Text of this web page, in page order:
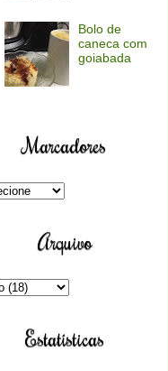
Bolo de
caneca com
goiabada
Marcadores
Arquivo
Estatísticas